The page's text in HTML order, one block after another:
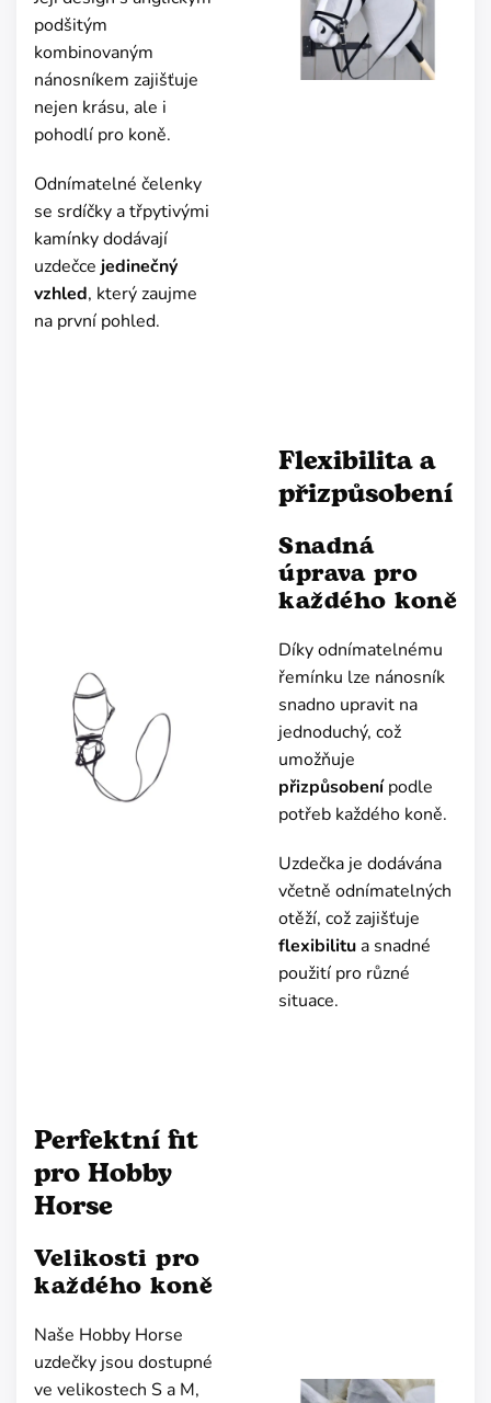
podšitým
kombinovaným
nánosníkem zajišťuje
nejen krásu, ale i
pohodlí pro koně.
Odnímatelné čelenky
se srdíčky a třpytivými
kamínky dodávají
uzdečce jedinečný
vzhled, který zaujme
na první pohled.
Flexibilita a
přizpůsobení
Snadná
úprava pro
každého koně
Díky odnímatelnému
řemínku lze nánosník
snadno upravit na
jednoduchý, což
umožňuje
přizpůsobenípodle
potřeb každého koně.
Uzdečka je dodávána
včetně odnímatelných
otěží, což zajišťuje
flexibilitu a snadné
použití pro různé
situace.
Perfektní fit
pro Hobby
Horse
Velikosti pro
každého koně
Naše Hobby Horse
uzdečky jsou dostupné
ve velikostech S a M,